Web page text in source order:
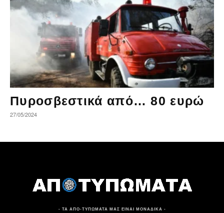
Πυροσβεστικά από… 80 ευρώ
27/05/2024
- ΤΑ ΑΠΟ-ΤΥΠΩΜΑΤΑ ΜΑΣ ΕΙΝΑΙ ΜΟΝΑΔΙΚΑ -